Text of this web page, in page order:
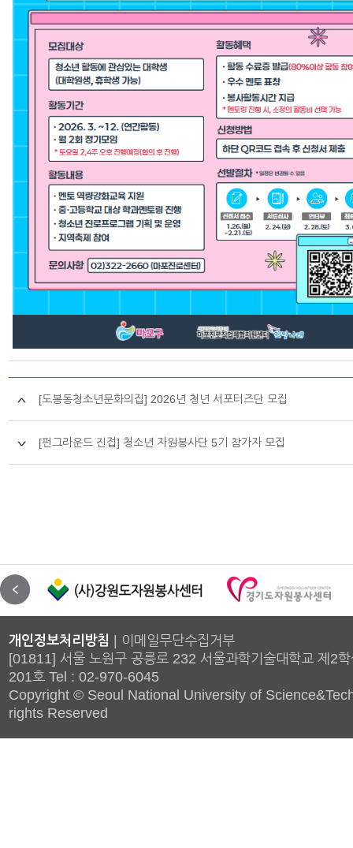
[도봉동청소년문화의집] 2026년 청년 서포터즈단 모집
[펀그라운드 진접] 청소년 자원봉사단 5기 참가자 모집
개인정보처리방침
이메일무단수집거부
[01811] 서울 노원구 공릉로 232 서울과학기술대학교 제2
201호 Tel : 02-970-6045
Copyright © Seoul National University of
rights Reserved